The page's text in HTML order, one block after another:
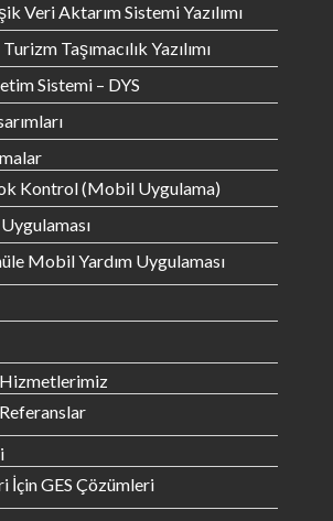
Veri Aktarım Sistemi Yazılımı
Taşımacılık Yazılımı
Sistemi – DYS
Kontrol (Mobil Uygulama)
Mobil Yardım Uygulaması
Hizmetlerimiz
İçin GES Çözümleri